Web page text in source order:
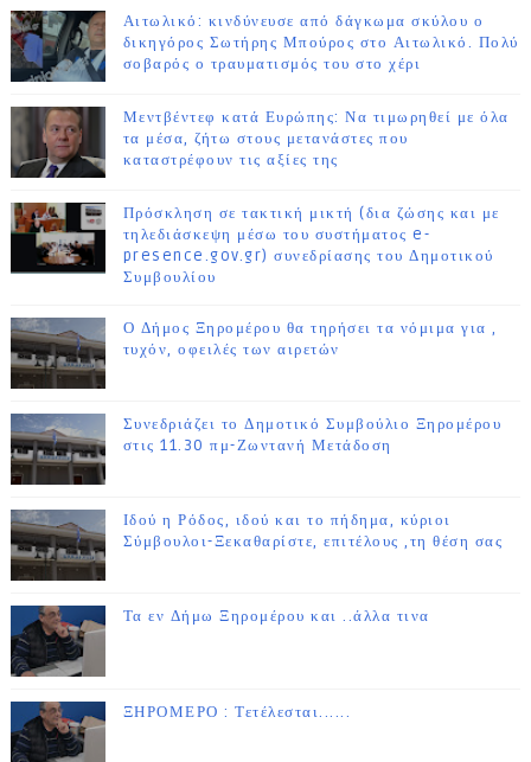
Αιτωλικό: κινδύνευσε από δάγκωμα σκύλου ο
δικηγόρος Σωτήρης Μπούρος στο Αιτωλικό. Πολύ
σοβαρός ο τραυματισμός του στο χέρι
Μεντβέντεφ κατά Ευρώπης: Να τιμωρηθεί με όλα
τα μέσα, ζήτω στους μετανάστες που
καταστρέφουν τις αξίες της
Πρόσκληση σε τακτική μικτή (δια ζώσης και με
τηλεδιάσκεψη μέσω του συστήματος e-
presence.gov.gr) συνεδρίασης του Δημοτικού
Συμβουλίου
Ο Δήμος Ξηρομέρου θα τηρήσει τα νόμιμα για ,
τυχόν, οφειλές των αιρετών
Συνεδριάζει το Δημοτικό Συμβούλιο Ξηρομέρου
στις 11.30 πμ-Ζωντανή Μετάδοση
Ιδού η Ρόδος, ιδού και το πήδημα, κύριοι
Σύμβουλοι-Ξεκαθαρίστε, επιτέλους ,τη θέση σας
Τα εν Δήμω Ξηρομέρου και ..άλλα τινα
ΞΗΡΟΜΕΡΟ : Τετέλεσται......